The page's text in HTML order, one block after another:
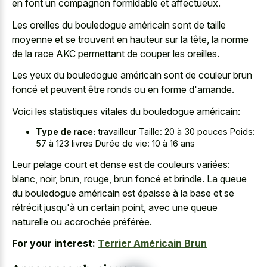
en font un compagnon formidable et affectueux.
Les oreilles du bouledogue américain sont de taille
moyenne et se trouvent en hauteur sur la tête, la norme
de la race AKC permettant de couper les oreilles.
Les yeux du bouledogue américain sont de couleur brun
foncé et peuvent être ronds ou en forme d'amande.
Voici les statistiques vitales du bouledogue américain:
Type de race: travailleur Taille: 20 à 30 pouces Poids:
57 à 123 livres Durée de vie: 10 à 16 ans
Leur pelage court et dense est de couleurs variées:
blanc, noir, brun, rouge, brun foncé et brindle. La queue
du bouledogue américain est épaisse à la base et se
rétrécit jusqu'à un certain point, avec une queue
naturelle ou accrochée préférée.
For your interest: Terrier Américain Brun